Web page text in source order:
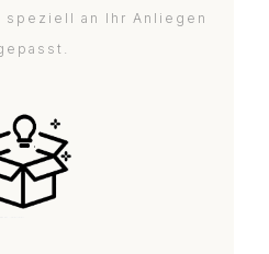
speziell an Ihr Anliegen